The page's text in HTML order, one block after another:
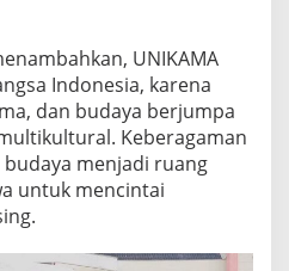
UNIKAMA
Indonesia, karena
dan budaya berjumpa
Keberagaman
menjadi ruang
untuk mencintai